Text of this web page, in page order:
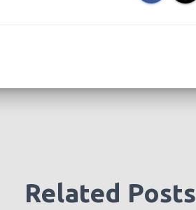
Related Posts